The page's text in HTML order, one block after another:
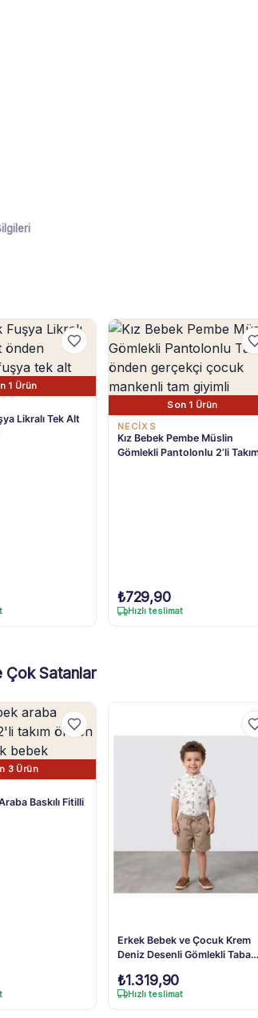
1 Ürün
Likralı Tek Alt
Son 1 Ürün
NECİXS
Kız Bebek Pembe Müslin
Gömlekli Pantolonlu 2’li
₺729,90
Hızlı teslimat
Çok Satanlar
3 Ürün
Baskılı Fitilli
Erkek Bebek ve Çocuk Krem
Deniz Desenli Gömlekli Taba
₺1.319,90
Hızlı teslimat